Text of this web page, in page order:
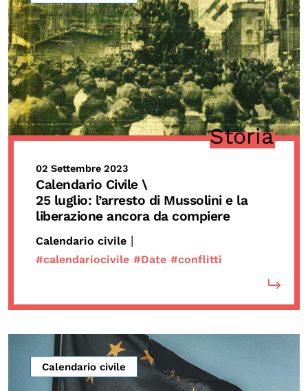
Storia
02 Settembre 2023
Calendario Civile \
25 luglio: l’arresto di Mussolini e la
liberazione ancora da compiere
Calendario civile |
#calendariocivile #Date #conflitti
Calendario civile